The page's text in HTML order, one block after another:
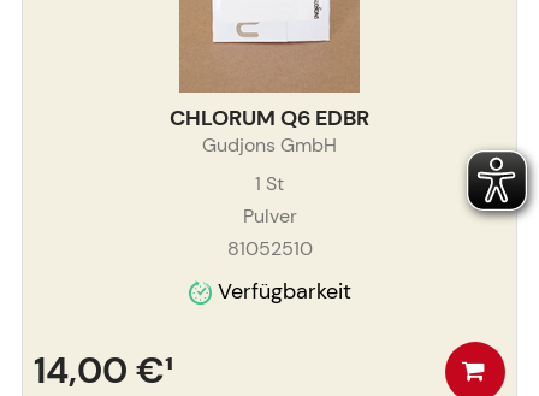
CHLORUM Q6 EDBR
Gudjons GmbH
1 St
Pulver
81052510
Verfügbarkeit
14,00 €¹